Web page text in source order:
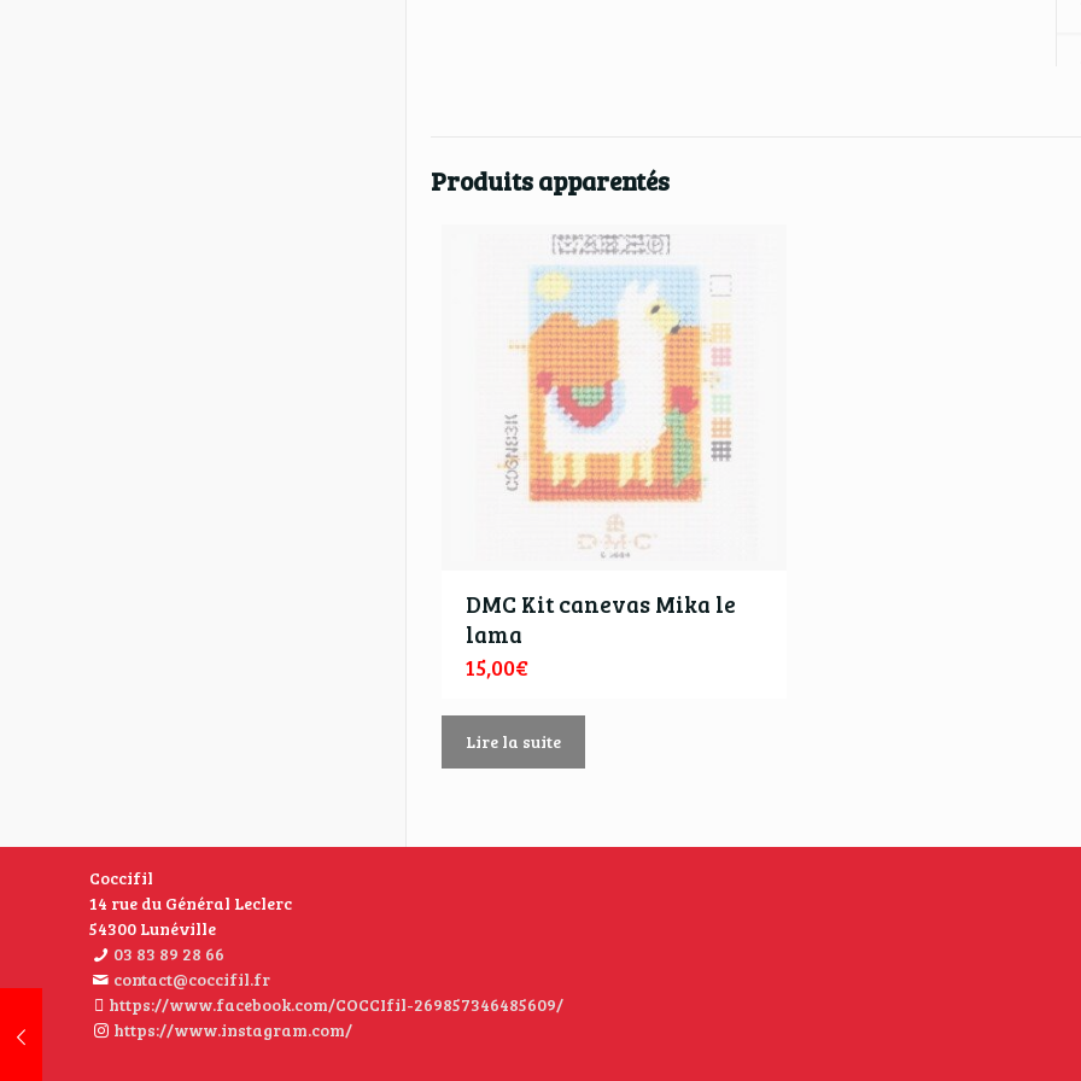
Produits apparentés
DMC Kit canevas Mika le
lama
15,00€
Lire la suite
Coccifil
14 rue du Général Leclerc
54300 Lunéville
03 83 89 28 66
contact@coccifil.fr
https://www.facebook.com/COCCIfil-269857346485609/
https://www.instagram.com/